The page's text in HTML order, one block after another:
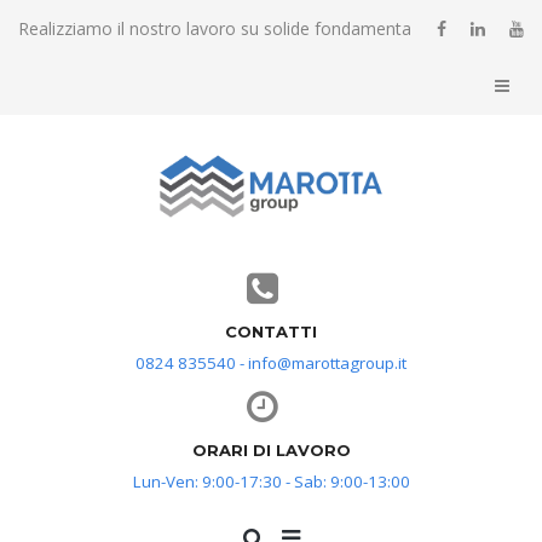
Realizziamo il nostro lavoro su solide fondamenta
CONTATTI
0824 835540 - info@marottagroup.it
ORARI DI LAVORO
Lun-Ven: 9:00-17:30 - Sab: 9:00-13:00